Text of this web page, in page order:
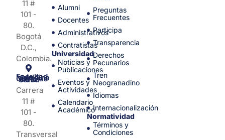
11 #
101 -
80.
Bogotá
D.C.,
Colombia.
Facultad de Medicina y Ciencias de la Salud
Carrera
11 #
101 -
80.
Transversal
Alumni
Docentes
Administrativos
Contratistas
Universidad
Noticias y
Publicaciones
Eventos y
Actividades
Calendario
Académico
Preguntas
Frecuentes
Participa
Transparencia
Derechos
Pecunarios
Tren
Neogranadino
Idiomas
Internacionalización
Normatividad
Términos y
Condiciones